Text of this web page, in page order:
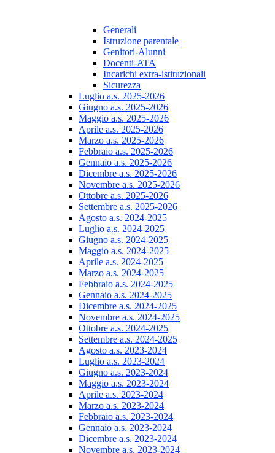
Generali
Istruzione parentale
Genitori-Alunni
Docenti-ATA
Incarichi extra-istituzionali
Sicurezza
Luglio a.s. 2025-2026
Giugno a.s. 2025-2026
Maggio a.s. 2025-2026
Aprile a.s. 2025-2026
Marzo a.s. 2025-2026
Febbraio a.s. 2025-2026
Gennaio a.s. 2025-2026
Dicembre a.s. 2025-2026
Novembre a.s. 2025-2026
Ottobre a.s. 2025-2026
Settembre a.s. 2025-2026
Agosto a.s. 2024-2025
Luglio a.s. 2024-2025
Giugno a.s. 2024-2025
Maggio a.s. 2024-2025
Aprile a.s. 2024-2025
Marzo a.s. 2024-2025
Febbraio a.s. 2024-2025
Gennaio a.s. 2024-2025
Dicembre a.s. 2024-2025
Novembre a.s. 2024-2025
Ottobre a.s. 2024-2025
Settembre a.s. 2024-2025
Agosto a.s. 2023-2024
Luglio a.s. 2023-2024
Giugno a.s. 2023-2024
Maggio a.s. 2023-2024
Aprile a.s. 2023-2024
Marzo a.s. 2023-2024
Febbraio a.s. 2023-2024
Gennaio a.s. 2023-2024
Dicembre a.s. 2023-2024
Novembre a.s. 2023-2024